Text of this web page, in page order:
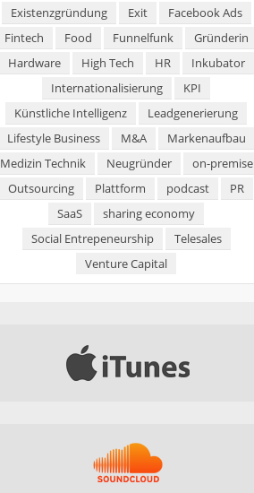
Existenzgründung
Exit
Facebook Ads
Fintech
Food Funnelfunk
Gründerin
Hardware
High Tech HR
Inkubator
Internationalisierung
KPI
Künstliche Intelligenz
Leadgenerierung
Lifestyle Business
M&A
Markenaufbau
Medizin Technik
Neugründer
on-premise
Outsourcing
Plattform podcast
PR
SaaS
sharing economy
Social Entrepeneurship
Telesales
Venture Capital